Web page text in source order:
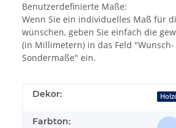
Benutzerdefinierte Maße:
Wenn Sie ein individuelles Maß für
wünschen, geben Sie einfach die
(in Millimetern) in das Feld
Sondermaße" ein.
Dekor:
Farbton: